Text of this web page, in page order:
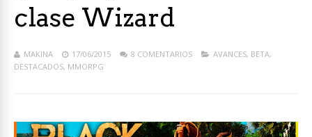
clase Wizard
MAKINA 17/06/2015 8 COMENTARIOS AVANCES, BETA,
DESTACADOS, MMORPG